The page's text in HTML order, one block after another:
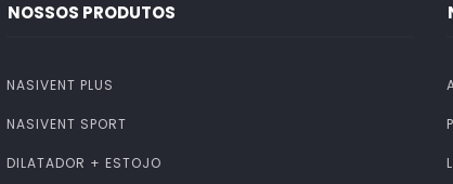
NOSSOS PRODUTOS
NASIVENT PLUS
NASIVENT SPORT
DILATADOR + ESTOJO